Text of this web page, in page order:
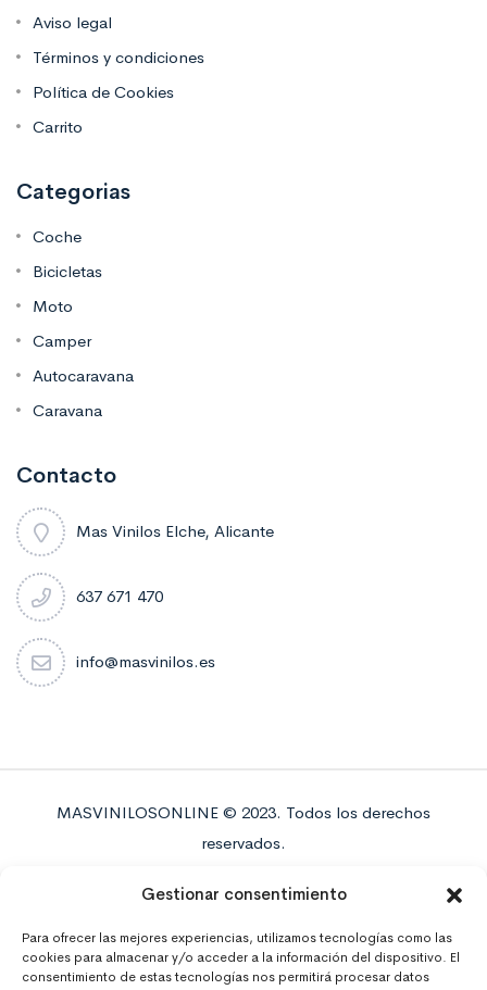
Gestionar consentimiento
Para ofrecer las mejores experiencias, utilizamos tecnologías como las
cookies para almacenar y/o acceder a la información del dispositivo. El
consentimiento de estas tecnologías nos permitirá procesar datos
Aviso legal
Términos y condiciones
Política de Cookies
Carrito
Categorias
Coche
Bicicletas
Moto
Camper
Autocaravana
Caravana
Contacto
Mas Vinilos Elche, Alicante
637 671 470
info@masvinilos.es
MASVINILOSONLINE © 2023. Todos los derechos
reservados.